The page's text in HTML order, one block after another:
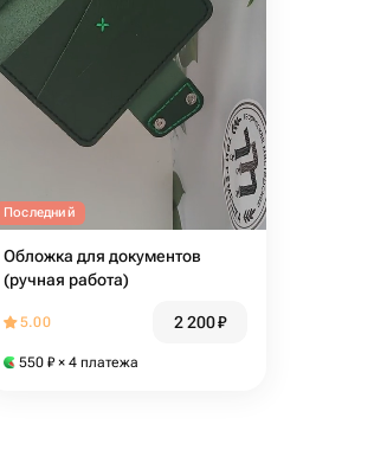
Последний
Обложка для документов
(ручная работа)
5.00 2 200₽
550 ₽ × 4 платежа